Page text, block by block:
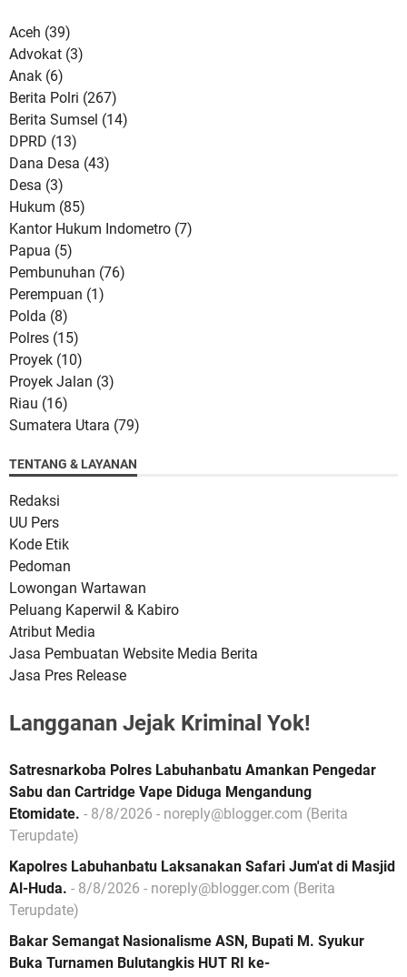
Aceh (39)
Advokat (3)
Anak (6)
Berita Polri (267)
Berita Sumsel (14)
DPRD (13)
Dana Desa (43)
Desa (3)
Hukum (85)
Kantor Hukum Indometro (7)
Papua (5)
Pembunuhan (76)
Perempuan (1)
Polda (8)
Polres (15)
Proyek (10)
Proyek Jalan (3)
Riau (16)
Sumatera Utara (79)
TENTANG & LAYANAN
Redaksi
UU Pers
Kode Etik
Pedoman
Lowongan Wartawan
Peluang Kaperwil & Kabiro
Atribut Media
Jasa Pembuatan Website Media Berita
Jasa Pres Release
Langganan Jejak Kriminal Yok!
Satresnarkoba Polres Labuhanbatu Amankan Pengedar
Sabu dan Cartridge Vape Diduga Mengandung
Etomidate. - 8/8/2026 - noreply@blogger.com (Berita
Terupdate)
Kapolres Labuhanbatu Laksanakan Safari Jum'at di Masjid
Al-Huda. - 8/8/2026 - noreply@blogger.com (Berita
Terupdate)
Bakar Semangat Nasionalisme ASN, Bupati M. Syukur
Buka Turnamen Bulutangkis HUT RI ke-